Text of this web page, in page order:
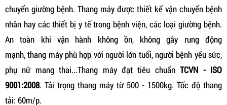
chuyển giường bệnh. Thang máy được thiết kế vận chuyển bệnh
nhân hay các thiết bị y tế trong bệnh viện, các loại giường bệnh.
An toàn khi vận hành không ồn, không gây rung động
mạnh, thang máy phù hợp với người lớn tuổi, người bệnh yếu sức,
phụ nữ mang thai...Thang máy đạt tiêu chuẩnTCVN - ISO
9001:2008. Tải trọng thang máy từ 500 - 1500kg. Tốc độ thang
tải: 60m/p.